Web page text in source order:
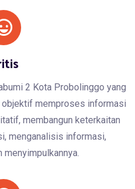
2 Kota Probolinggo yang
objektif memproses informasi
membangun keterkaitan
menganalisis informasi,
menyimpulkannya.